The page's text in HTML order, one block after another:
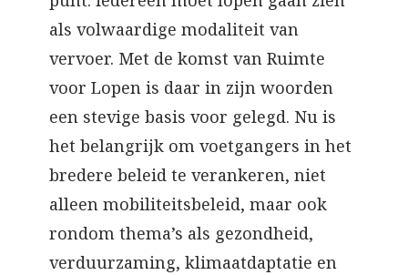
als volwaardige modaliteit van
vervoer. Met de komst van Ruimte
voor Lopen is daar in zijn woorden
een stevige basis voor gelegd. Nu is
het belangrijk om voetgangers in het
bredere beleid te verankeren, niet
alleen mobiliteitsbeleid, maar ook
rondom thema’s als gezondheid,
verduurzaming, klimaatdaptatie en